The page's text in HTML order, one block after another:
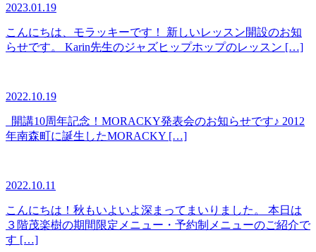
2023.01.19
こんにちは、モラッキーです！ 新しいレッスン開設のお知
らせです。 Karin先生のジャズヒップホップのレッスン […]
2022.10.19
開講10周年記念！MORACKY発表会のお知らせです♪ 2012
年南森町に誕生したMORACKY […]
2022.10.11
こんにちは！秋もいよいよ深まってまいりました。 本日は
３階茂楽樹の期間限定メニュー・予約制メニューのご紹介で
す […]